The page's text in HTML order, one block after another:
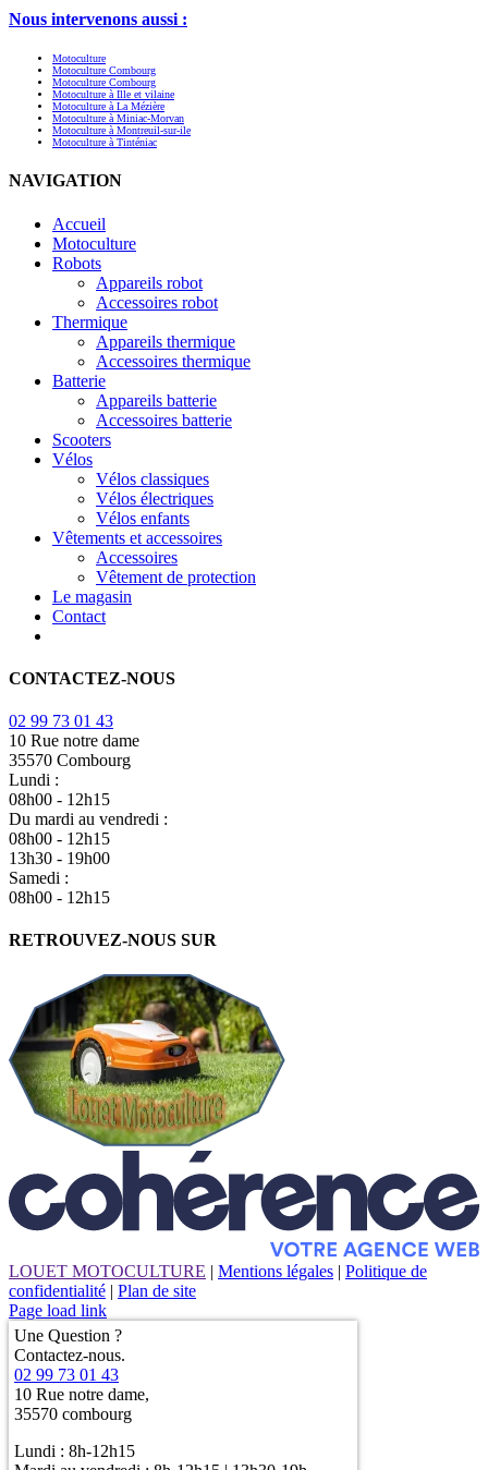
Nous intervenons aussi :
Motoculture
Motoculture Combourg
Motoculture Combourg
Motoculture à Ille et vilaine
Motoculture à La Mézière
Motoculture à Miniac-Morvan
Motoculture à Montreuil-sur-ile
Motoculture à Tinténiac
NAVIGATION
Accueil
Motoculture
Robots
Appareils robot
Accessoires robot
Thermique
Appareils thermique
Accessoires thermique
Batterie
Appareils batterie
Accessoires batterie
Scooters
Vélos
Vélos classiques
Vélos électriques
Vélos enfants
Vêtements et accessoires
Accessoires
Vêtement de protection
Le magasin
Contact
CONTACTEZ-NOUS
02 99 73 01 43
10 Rue notre dame
35570 Combourg
Lundi :
08h00 - 12h15
Du mardi au vendredi :
08h00 - 12h15
13h30 - 19h00
Samedi :
08h00 - 12h15
RETROUVEZ-NOUS SUR
LOUET MOTOCULTURE | Mentions légales | Politique de
confidentialité | Plan de site
Page load link
Une Question ?
Contactez-nous.
02 99 73 01 43
10 Rue notre dame,
35570 combourg
Lundi : 8h-12h15